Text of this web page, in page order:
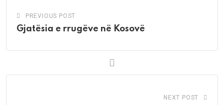
PREVIOUS POST
Gjatësia e rrugëve në Kosovë
NEXT POST